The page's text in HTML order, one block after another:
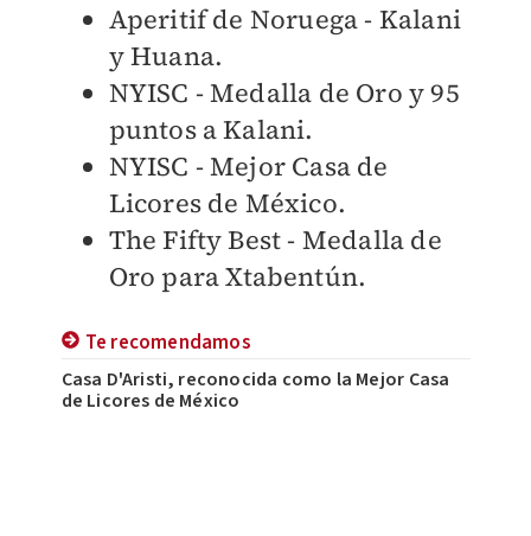
Aperitif de Noruega - Kalani
y Huana.
NYISC - Medalla de Oro y 95
puntos a Kalani.
NYISC - Mejor Casa de
Licores de México.
The Fifty Best - Medalla de
Oro para Xtabentún.
Te recomendamos
Casa D'Aristi, reconocida como la Mejor Casa
de Licores de México